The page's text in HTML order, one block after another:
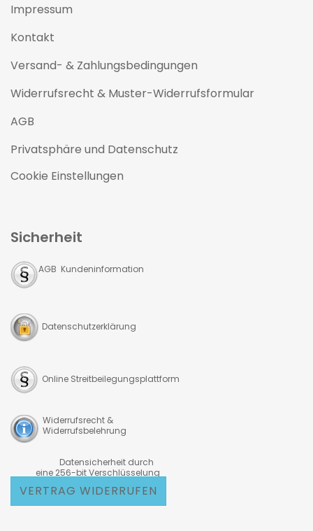
Impressum
Kontakt
Versand- & Zahlungsbedingungen
Widerrufsrecht & Muster-Widerrufsformular
AGB
Privatsphäre und Datenschutz
Cookie Einstellungen
Sicherheit
AGB Kundeninformation
Datenschutzerklärung
Online Streitbeilegungsplattform
Widerrufsrecht &
Widerrufsbelehrung
Datensicherheit durch
eine 256-bit Verschlüsselung
VERTRAG WIDERRUFEN